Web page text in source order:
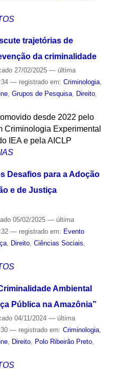
trajetórias de
da criminalidade
27/02/2025 — última
— registrado em: Criminologia,
, Grupos de Pesquisa, Direito,
desde 2022 pelo
Criminologia Experimental
IEA e pela AICLP
Desafios para a Adoção
e de Justiça
05/02/2025 — última
— registrado em: Evento
, Direito, Ciências Sociais,
Ambiental
Pública na Amazônia”
04/11/2024 — última
— registrado em: Criminologia,
, Direito, Polo Ribeirão Preto,